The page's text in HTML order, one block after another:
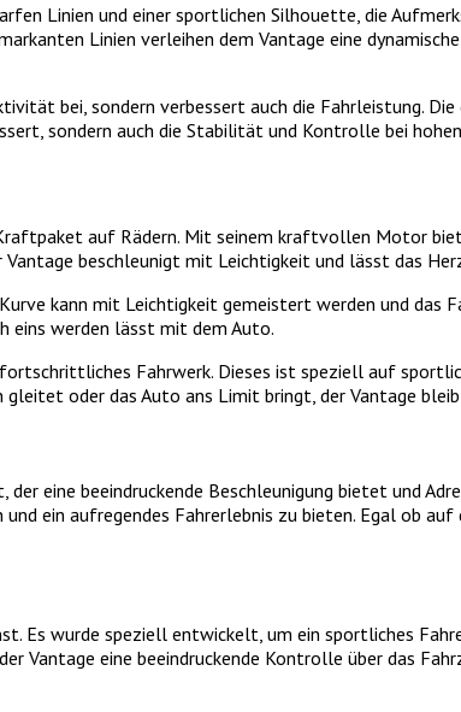
Linien und einer sportlichen Silhouette, die
Linien verleihen dem Vantage eine
bei, sondern verbessert auch die Fahrleistung.
sondern auch die Stabilität und Kontrolle bei
auf Rädern. Mit seinem kraftvollen Motor
beschleunigt mit Leichtigkeit und lässt das
kann mit Leichtigkeit gemeistert werden und
eins werden lässt mit dem Auto.
Fahrwerk. Dieses ist speziell auf
oder das Auto ans Limit bringt, der Vantage
eine beeindruckende Beschleunigung bietet und
ein aufregendes Fahrerlebnis zu bieten. Egal ob
Es wurde speziell entwickelt, um ein sportliches
Vantage eine beeindruckende Kontrolle über das